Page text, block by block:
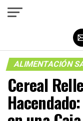
ALIMENTACIÓN
Cereal